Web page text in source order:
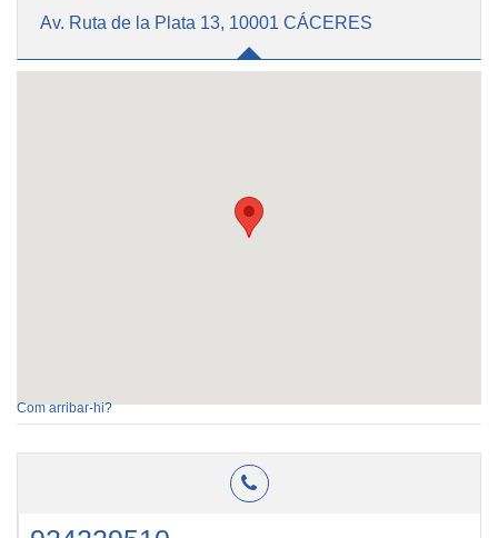
Av. Ruta de la Plata 13, 10001 CÁCERES
Com arribar-hi?